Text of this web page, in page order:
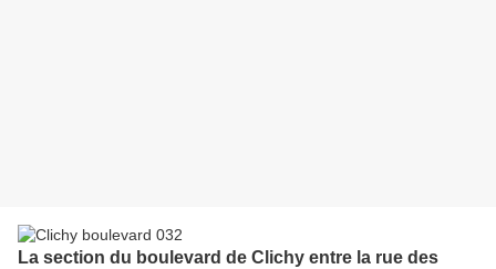
La section du boulevard de Clichy entre la rue des